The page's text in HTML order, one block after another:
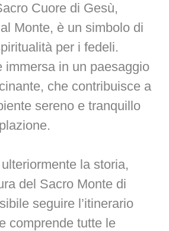
Cuore di Gesù,
Monte, è un simbolo di
per i fedeli.
immersa in un paesaggio
che contribuisce a
sereno e tranquillo
la storia,
del Sacro Monte di
seguire l’itinerario
comprende tutte le